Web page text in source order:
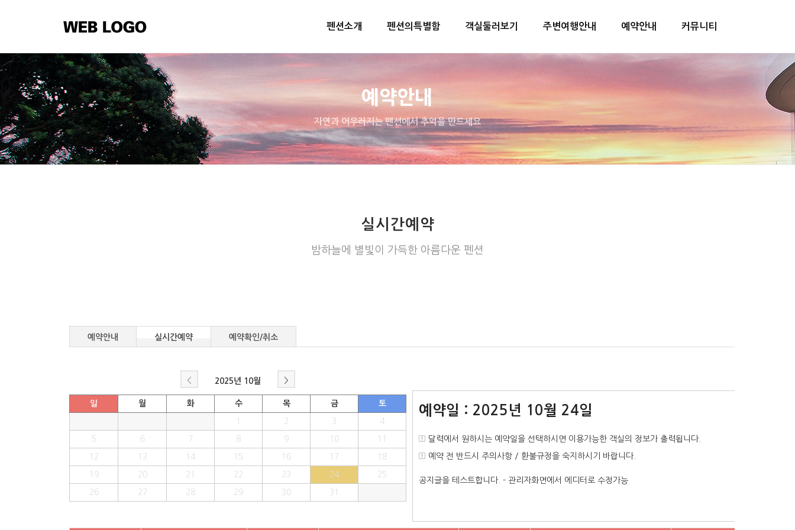
펜션소개 펜션의특별함 객실둘러보기 주변여행안내 예약안내 커뮤니티
예약안내
자연과 어우러지는 펜션에서 추억을 만드세요
실시간예약
밤하늘에 별빛이 가득한 아름다운 펜션
예약안내 실시간예약 예약확인/취소
< 2025년 10월 >
일 월 화 수 목 금 토
2 3 4
5 6 7 8 9 10
12 13 14 15 16 17 18
19 20 21 22 23 24 25
26 27 28 29 30 31
예약일 : 2025년 10월 24일
달력에서 원하시는 예약일을 선택하시면 이용가능한 객실의 정보가 출력됩니다.
예약 전 반드시 주의사항 / 환불규정을 숙지하시기 바랍니다.
공지글을 테스트합니다. - 관리자화면에서 에디터로 수정가능